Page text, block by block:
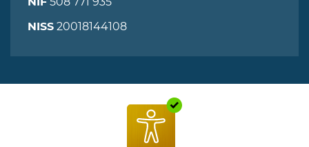
NISS 20018144108